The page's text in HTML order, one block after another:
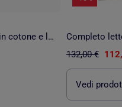
Set di biancheria da letto 3 pezzi in cotone e lino
132,00 €
Vedi